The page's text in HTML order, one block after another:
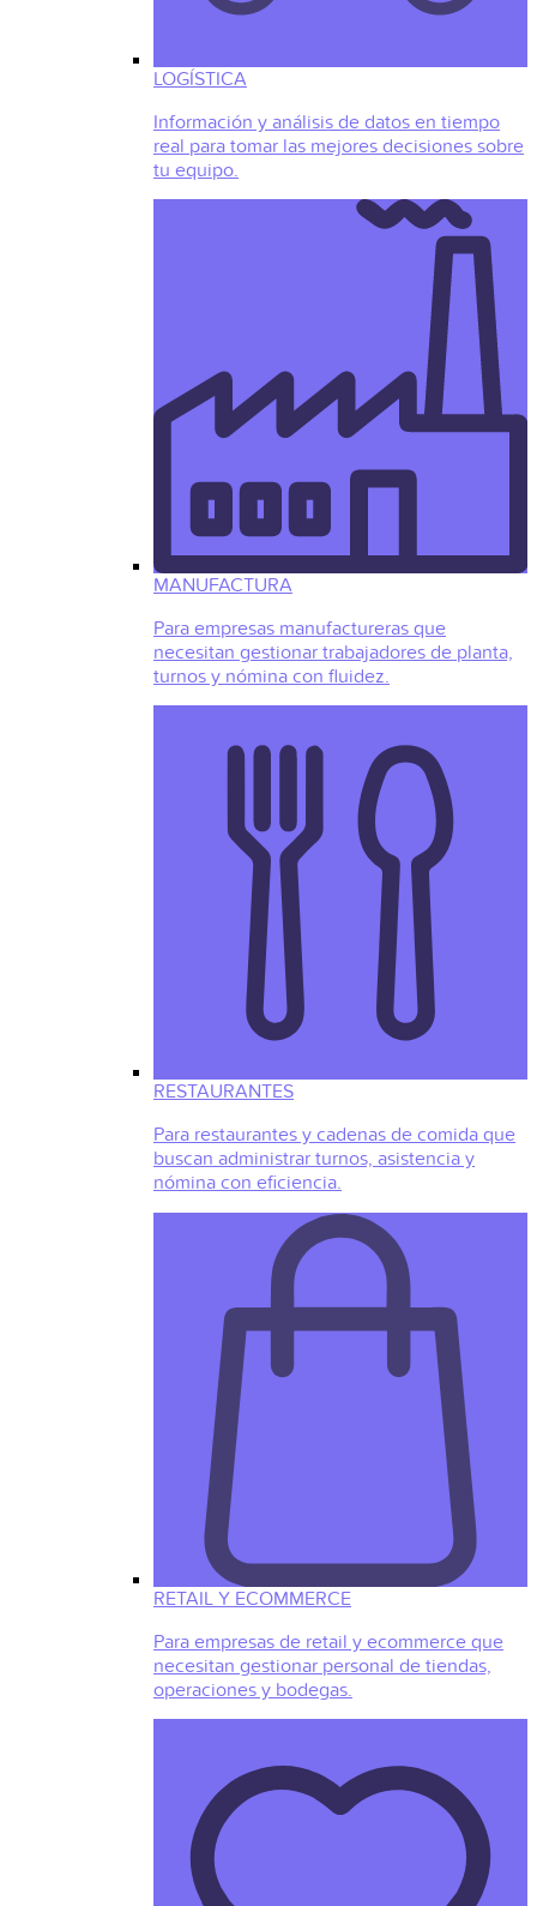
LOGÍSTICA
Información y análisis de datos en tiempo
real para tomar las mejores decisiones sobre
tu equipo.
MANUFACTURA
Para empresas manufactureras que
necesitan gestionar trabajadores de planta,
turnos y nómina con fluidez.
RESTAURANTES
Para restaurantes y cadenas de comida que
buscan administrar turnos, asistencia y
nómina con eficiencia.
RETAIL Y ECOMMERCE
Para empresas de retail y ecommerce que
necesitan gestionar personal de tiendas,
operaciones y bodegas.